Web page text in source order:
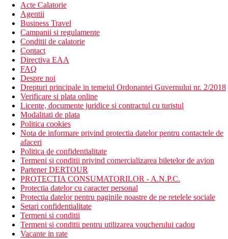
Acte Calatorie
Agentii
Business Travel
Campanii si regulamente
Conditii de calatorie
Contact
Directiva EAA
FAQ
Despre noi
Drepturi principale in temeiul Ordonantei Guvernului nr. 2/2018
Verificare si plata online
Licente, documente juridice si contractul cu turistul
Modalitati de plata
Politica cookies
Nota de informare privind protectia datelor pentru contactele de
afaceri
Politica de confidentialitate
Termeni si conditii privind comercializarea biletelor de avion
Partener DERTOUR
PROTECTIA CONSUMATORILOR - A.N.P.C.
Protectia datelor cu caracter personal
Protectia datelor pentru paginile noastre de pe retelele sociale
Setari confidentialitate
Termeni si conditii
Termeni si conditii pentru utilizarea voucherului cadou
Vacante in rate